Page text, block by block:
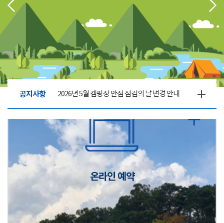
공지사항 2026년 5월 캠핑장 안점 점검의 날 변경 안내
캠핑장(9월1일~6일) 미운영 공지
2026년 5월 캠핑장 안점 점검의 날 변경 안내
캠핑장(9월1일~6일) 미운영 공지
온라인 예약